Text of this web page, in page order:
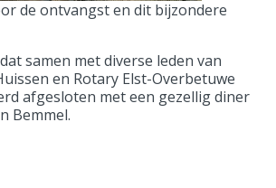
de ontvangst en dit bijzondere
samen met diverse leden van
en Rotary Elst-Overbetuwe
afgesloten met een gezellig diner
Bemmel.